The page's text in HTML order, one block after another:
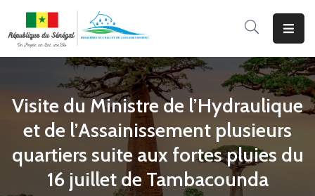
Ministère
&
Visite du Ministre de l’Hydraulique
et de l’Assainissement plusieurs
quartiers suite aux fortes pluies du
16 juillet de Tambacounda